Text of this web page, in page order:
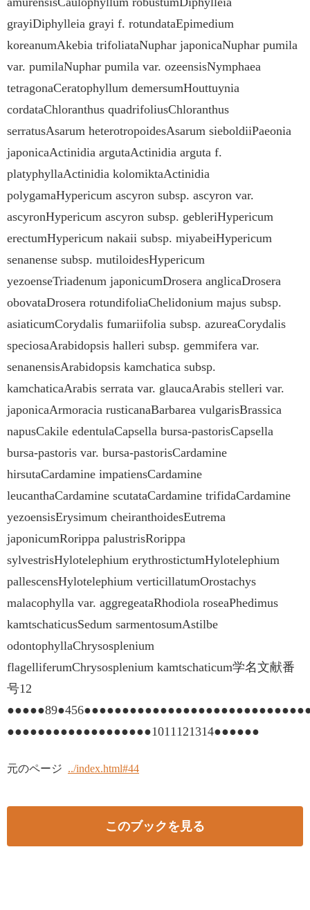
grayiDiphylleia grayi f. rotundataEpimedium
koreanumAkebia trifoliataNuphar japonicaNuphar pumila
var. pumilaNuphar pumila var. ozeensisNymphaea
tetragonaCeratophyllum demersumHouttuynia
cordataChloranthus quadrifoliusChloranthus
serratusAsarum heterotropoidesAsarum sieboldiiPaeonia
japonicaActinidia argutaActinidia arguta f.
platyphyllaActinidia kolomiktaActinidia
polygamaHypericum ascyron subsp. ascyron var.
ascyronHypericum ascyron subsp. gebleriHypericum
erectumHypericum nakaii subsp. miyabeiHypericum
senanense subsp. mutiloidesHypericum
yezoenseTriadenum japonicumDrosera anglicaDrosera
obovataDrosera rotundifoliaChelidonium majus subsp.
asiaticumCorydalis fumariifolia subsp. azureaCorydalis
speciosaArabidopsis halleri subsp. gemmifera var.
senanensisArabidopsis kamchatica subsp.
kamchaticaArabis serrata var. glaucaArabis stelleri var.
japonicaArmoracia rusticanaBarbarea vulgarisBrassica
napusCakile edentulaCapsella bursa-pastorisCapsella
bursa-pastoris var. bursa-pastorisCardamine
hirsutaCardamine impatiensCardamine
leucanthaCardamine scutataCardamine trifidaCardamine
yezoensisErysimum cheiranthoidesEutrema
japonicumRorippa palustrisRorippa
sylvestrisHylotelephium erythrostictumHylotelephium
pallescensHylotelephium verticillatumOrostachys
malacophylla var. aggregeataRhodiola roseaPhedimus
kamtschaticusSedum sarmentosumAstilbe
odontophyllaChrysosplenium
flagelliferumChrysosplenium kamtschaticum学名文献番
号12
●●●●●●●●●●●●●●●●●●●1011121314●●●●●●
元のページ ../index.html#44
このブックを見る